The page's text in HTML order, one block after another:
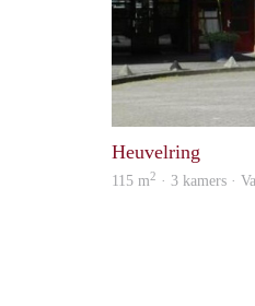
Heuvelring
115 m2 · 3 kamers ·